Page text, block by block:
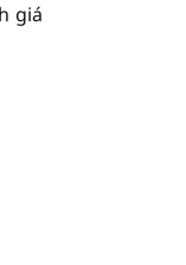
giá